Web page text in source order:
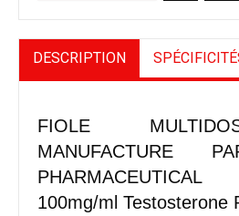
DESCRIPTION
FIOLE
MANUFACTURE
PHARMACEUTICAL
100mg/ml Testosterone